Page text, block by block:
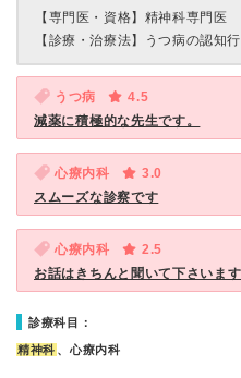
【専門医・資格】 精神科専門医
【診療・治療法】
うつ病の認知
うつ病
4.5
減薬に積極的な先生です。
心療内科
3.0
スムーズな診察です
心療内科
2.5
お話はきちんと聞いて下さいます
診療科目：
精神科 、心療内科